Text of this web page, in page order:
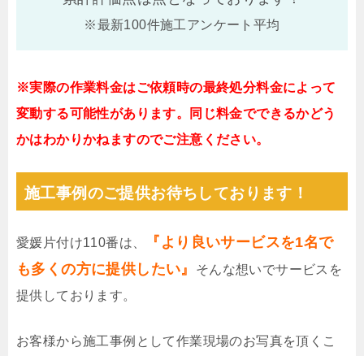
※最新100件施工アンケート平均
※実際の作業料金はご依頼時の最終処分料金によって
変動する可能性があります。同じ料金でできるかどう
かはわかりかねますのでご注意ください。
施工事例のご提供お待ちしております！
愛媛片付け110番は、
『より良いサービスを1名で
も多くの方に提供したい』
そんな想いでサービスを
提供しております。
お客様から施工事例として作業現場のお写真を頂くこ